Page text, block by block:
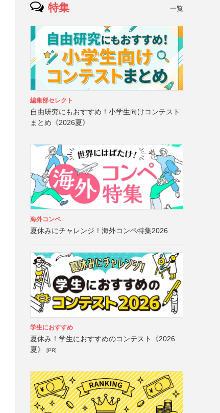
特集 一覧
編集部セレクト
自由研究にもおすすめ！小学生向けコンテスト
まとめ《2026夏》
海外コンペ
夏休みにチャレンジ！海外コンペ特集2026
学生におすすめ
夏休み！学生におすすめのコンテスト《2026
夏》
[PR]